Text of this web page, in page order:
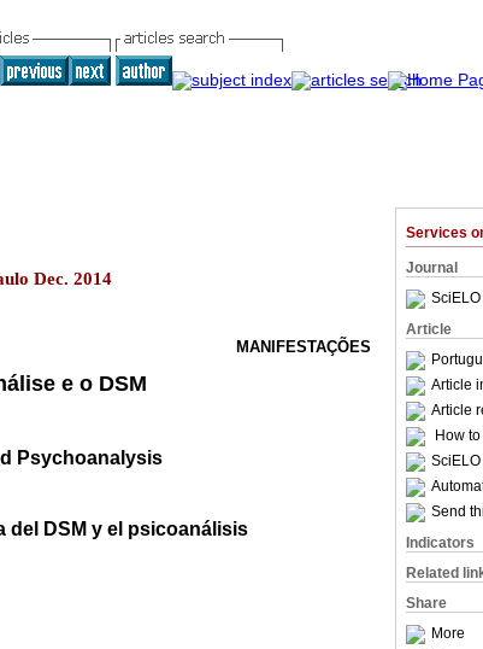
Services
Journal
Article
Article
Article
How
Send
Indicators
Related
Share
More
Dec. 2014
MANIFESTAÇÕES
e o DSM
Psychoanalysis
DSM y el psicoanálisis